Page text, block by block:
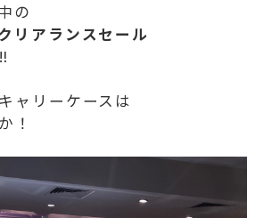
の
リアランスセール
ャリーケースは
！